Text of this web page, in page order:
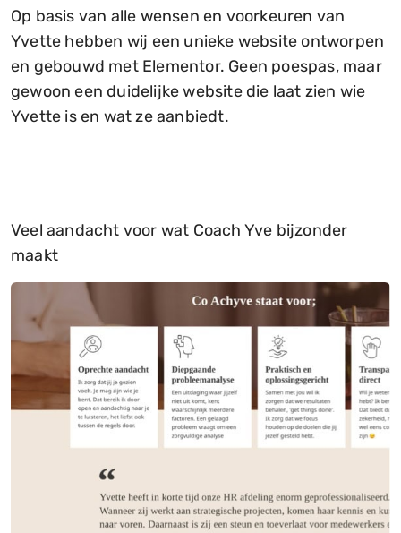
Op basis van alle wensen en voorkeuren van
Yvette hebben wij een unieke website ontworpen
en gebouwd met Elementor. Geen poespas, maar
gewoon een duidelijke website die laat zien wie
Yvette is en wat ze aanbiedt.
Veel aandacht voor wat Coach Yve bijzonder
maakt